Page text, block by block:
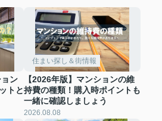
ョン
トと
住まい探し＆街情報
【2026年版】マンションの維
持費の種類！購入時ポイントも
一緒に確認しましょう
2026.08.08